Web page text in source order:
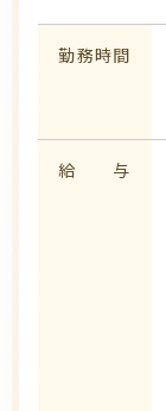
勤務時間
給 与